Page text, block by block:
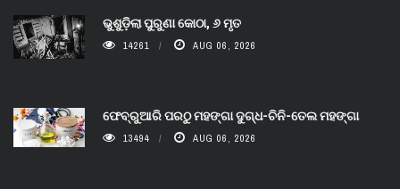
ଭୁଶୁଡ଼ିଲା ପୁରୁଣା କୋଠା, ୬ ମୃତ
14261 AUG 06, 2026
ଫେବ୍ରୁଆରି ପରଠୁ ମହଙ୍ଗା ଦୁଗ୍ଧ-ଚିନି-ତେଲ ମହଙ୍ଗା
13494 AUG 06, 2026